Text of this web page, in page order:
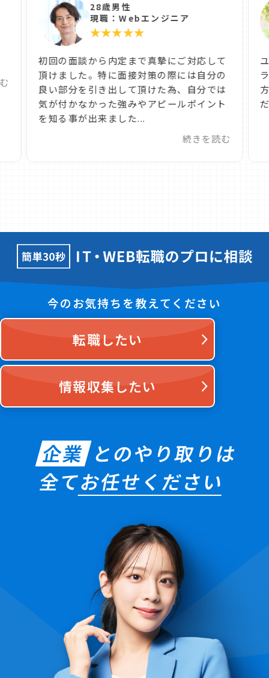
28歳男性
現職：Webエンジニア
★★★★★
初回の面談から内定まで真摯にご対応して
頂けました。特に面接対策の際には自分の
良い部分を引き出して頂けた為、自分では
気が付かなかった強みやアピールポイント
を知る事が出来ました...
続きを読む
今のお気持ちを教えてください
転職したい
情報収集したい
企業とのやり取りは
全てお任せください